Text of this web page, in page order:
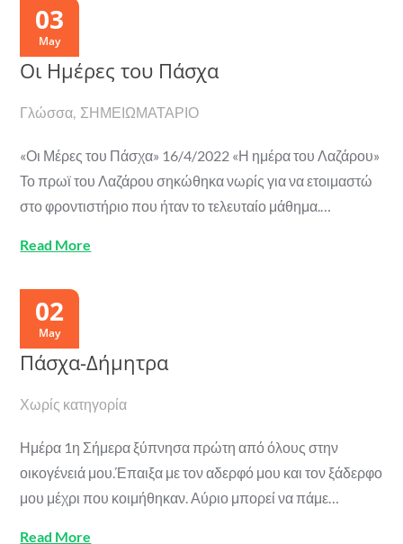
03
May
Οι Ημέρες του Πάσχα
Γλώσσα ΣΗΜΕΙΩΜΑΤΑΡΙΟ
«Οι Μέρες του Πάσχα» 16/4/2022 «Η ημέρα του Λαζάρου»
Το πρωϊ του Λαζάρου σηκώθηκα νωρίς για να ετοιμαστώ
στο φροντιστήριο που ήταν το τελευταίο μάθημα.…
Read More
02
May
Πάσχα-Δήμητρα
Χωρίς κατηγορία
Ημέρα 1η Σήμερα ξύπνησα πρώτη από όλους στην
οικογένειά μου.Έπαιξα με τον αδερφό μου και τον ξάδερφο
μου μέχρι που κοιμήθηκαν. Αύριο μπορεί να πάμε…
Read More